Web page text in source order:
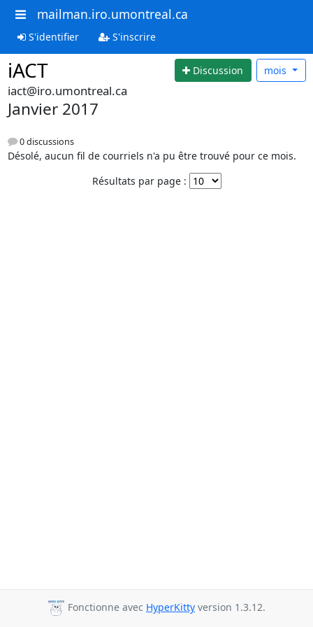
mailman.iro.umontreal.ca
S'identifier S'inscrire
iACT Discussion mois
iact@iro.umontreal.ca
Janvier 2017
0 discussions
Désolé, aucun fil de courriels n'a pu être trouvé pour ce mois.
Résultats par page :
Fonctionne avec HyperKitty version 1.3.12.